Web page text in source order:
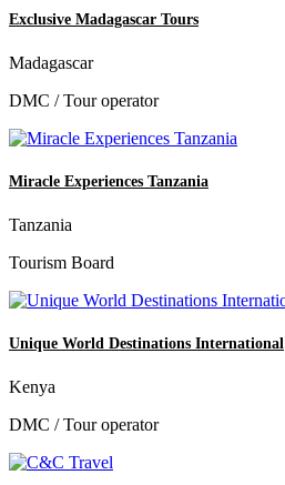
Exclusive Madagascar Tours
Madagascar
DMC / Tour operator
Miracle Experiences Tanzania
Tanzania
Tourism Board
Unique World Destinations International
Kenya
DMC / Tour operator